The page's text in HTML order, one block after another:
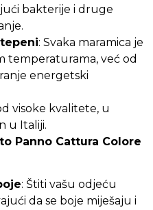
bakterije i druge
: Svaka maramica je
temperaturama, već od
energetski
visoke kvalitete, u
u Italiji.
Panno Cattura Colore
: Štiti vašu odjeću
da se boje miješaju i